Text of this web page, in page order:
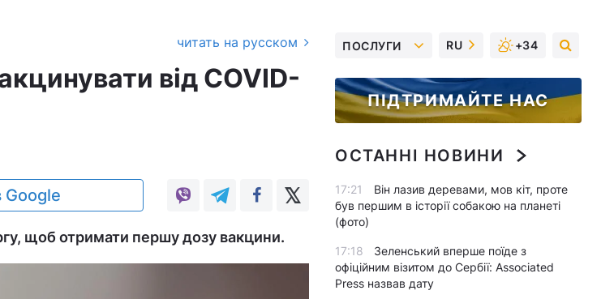
читать на русском
від COVID-
Google
щоб отримати першу дозу вакцини.
ПОСЛУГИ RU +34
ПІДТРИМАЙТЕ НАС
ОСТАННІ НОВИНИ
17:21
Він лазив деревами, мов кіт, проте
був першим в історії собакою на планеті
(фото)
17:18
Зеленський вперше поїде з
офіційним візитом до Сербії: Associated
Press назвав дату